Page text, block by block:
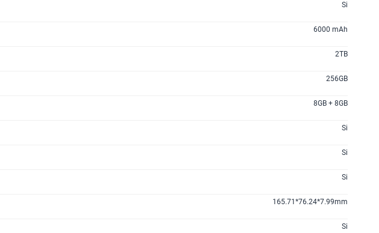
Si
6000 mAh
2TB
256GB
8GB + 8GB
Si
Si
Si
165.71*76.24*7.99mm
Si